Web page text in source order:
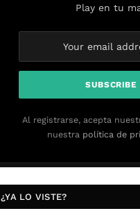
Play en tu
Al registrarse, acepta
nuestra política de
¿YA LO VISTE?